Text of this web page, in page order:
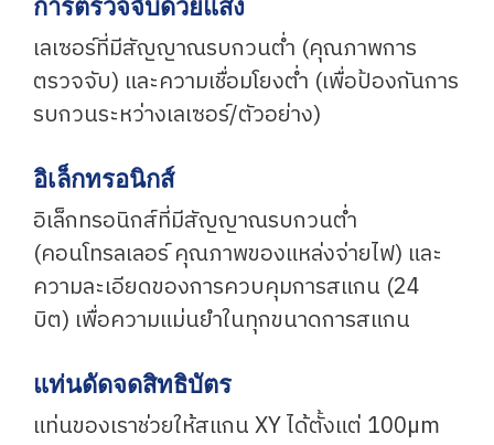
การตรวจจับด้วยแสง
เลเซอร์ที่มีสัญญาณรบกวนต่ำ (คุณภาพการ
ตรวจจับ) และความเชื่อมโยงต่ำ (เพื่อป้องกันการ
รบกวนระหว่างเลเซอร์/ตัวอย่าง)
อิเล็กทรอนิกส์
อิเล็กทรอนิกส์ที่มีสัญญาณรบกวนต่ำ
(คอนโทรลเลอร์ คุณภาพของแหล่งจ่ายไฟ) และ
ความละเอียดของการควบคุมการสแกน (24
บิต) เพื่อความแม่นยำในทุกขนาดการสแกน
แท่นดัดจดสิทธิบัตร
แท่นของเราช่วยให้สแกน XY ได้ตั้งแต่ 100µm